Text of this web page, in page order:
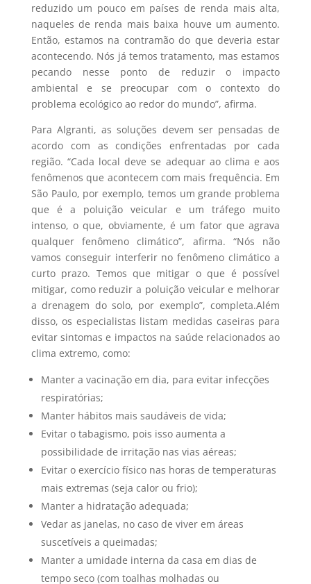
reduzido um pouco em países de renda mais alta,
naqueles de renda mais baixa houve um aumento.
Então, estamos na contramão do que deveria estar
acontecendo. Nós já temos tratamento, mas estamos
pecando nesse ponto de reduzir o impacto
ambiental e se preocupar com o contexto do
problema ecológico ao redor do mundo”, afirma.
Para Algranti, as soluções devem ser pensadas de
acordo com as condições enfrentadas por cada
região. “Cada local deve se adequar ao clima e aos
fenômenos que acontecem com mais frequência. Em
São Paulo, por exemplo, temos um grande problema
que é a poluição veicular e um tráfego muito
intenso, o que, obviamente, é um fator que agrava
qualquer fenômeno climático”, afirma. “Nós não
vamos conseguir interferir no fenômeno climático a
curto prazo. Temos que mitigar o que é possível
mitigar, como reduzir a poluição veicular e melhorar
a drenagem do solo, por exemplo”, completa.Além
disso, os especialistas listam medidas caseiras para
evitar sintomas e impactos na saúde relacionados ao
clima extremo, como:
Manter a vacinação em dia, para evitar infecções
respiratórias;
Manter hábitos mais saudáveis de vida;
Evitar o tabagismo, pois isso aumenta a
possibilidade de irritação nas vias aéreas;
Evitar o exercício físico nas horas de temperaturas
mais extremas (seja calor ou frio);
Manter a hidratação adequada;
Vedar as janelas, no caso de viver em áreas
suscetíveis a queimadas;
Manter a umidade interna da casa em dias de
tempo seco (com toalhas molhadas ou